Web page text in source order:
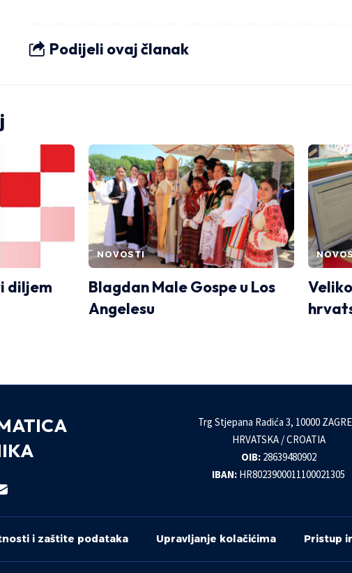
Podijeli ovaj članak
diljem
NOVOSTI
Blagdan Male Gospe u Los
Angelesu
Trg Stjepana Radića 3, 10000
HRVATSKA / CROATIA
OIB:28639480902
IBAN: HR8023900011100021305
i zaštite podataka Upravljanje kolačićima Pristup